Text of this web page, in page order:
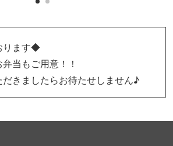
ります◆
当もご用意！！
きましたらお待たせしません♪